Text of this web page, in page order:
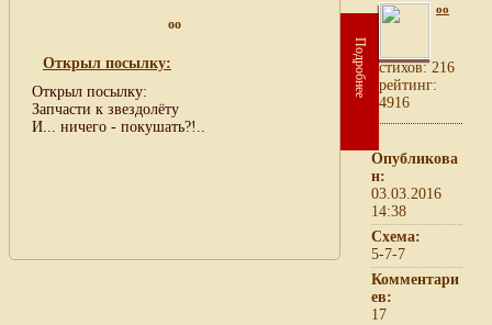
oo
Открыл посылку:
Открыл посылку:
Запчасти к звездолёту
И... ничего - покушать?!..
Подробнее
oo
cтихов: 216
рейтинг:
4916
Опубликова
н:
03.03.2016
14:38
Схема:
5-7-7
Комментари
ев:
17